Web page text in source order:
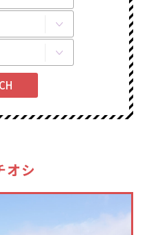
オシ